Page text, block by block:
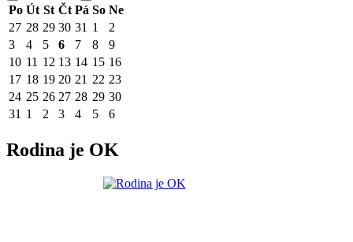
Po Út St Čt Pá So Ne
27 28 29 30 31 1
2
3
4 5 6 7 8
9
10 11 12 13 14 15 16
17 18 19 20 21 22 23
24 25 26 27 28 29 30
31 1 2 3 4 5 6
Rodina je OK